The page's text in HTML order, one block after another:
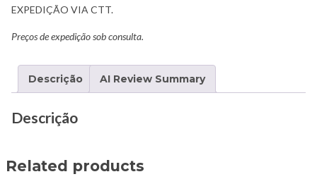
EXPEDIÇÃO VIA CTT.
Preços de expedição sob consulta.
Descrição AI Review Summary
Descrição
Related products